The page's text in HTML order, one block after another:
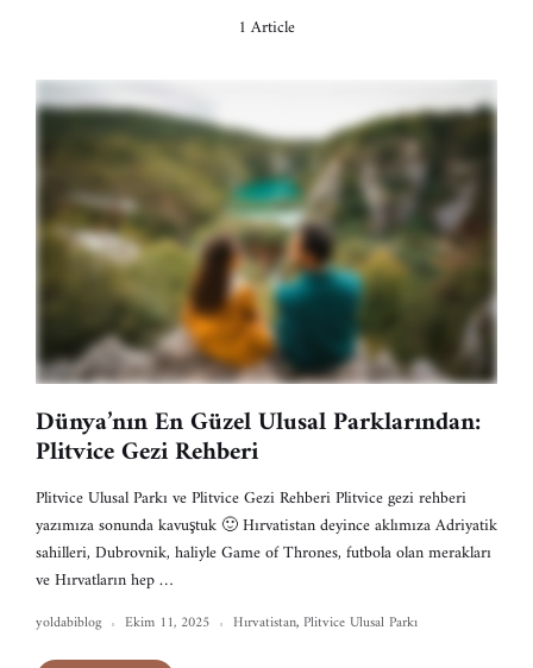
1 Article
Dünya’nın En Güzel Ulusal Parklarından:
Plitvice Gezi Rehberi
Plitvice Ulusal Parkı ve Plitvice Gezi Rehberi Plitvice gezi rehberi
yazımıza sonunda kavuştuk 🙂 Hırvatistan deyince aklımıza Adriyatik
sahilleri, Dubrovnik, haliyle Game of Thrones, futbola olan merakları
ve Hırvatların hep …
yoldabiblog Ekim 11, 2025 Hırvatistan,Plitvice Ulusal Parkı